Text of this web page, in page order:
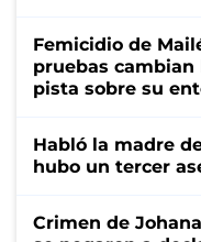
Femicidio de
pruebas
pista sobre su
Habló la madre
hubo un tercer
Crimen de